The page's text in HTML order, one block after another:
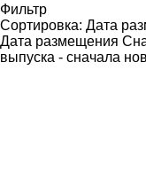
Фильтр
Сортировка: Дата
Дата размещения
выпуска - сначала